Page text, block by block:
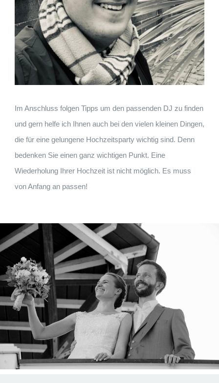
Im Anschluss folgen Tipps um den passenden DJ zu finden
und gern helfe ich Ihnen auch bei den vielen kleinen Dingen,
die für eine gelungene Hochzeitsparty wichtig sind. Denn
bedenken Sie einen ganz wichtigen Punkt. Eine
Wiederholung Ihrer Hochzeit ist nicht möglich. Es muss
von Anfang an passen!